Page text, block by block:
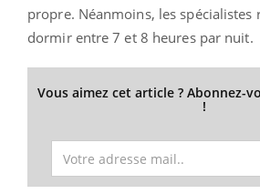
propre. Néanmoins, les spécialistes
dormir entre 7 et 8 heures par nuit.
Vous aimez cet article ? Abonnez-
!